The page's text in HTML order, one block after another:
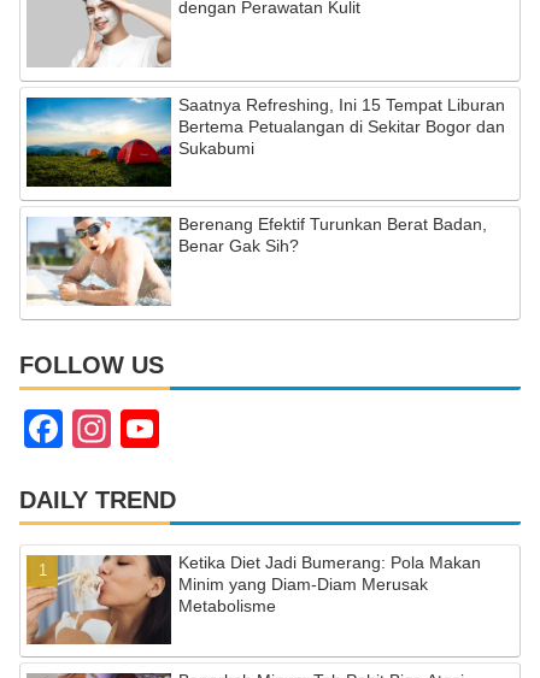
dengan Perawatan Kulit
Saatnya Refreshing, Ini 15 Tempat Liburan
Bertema Petualangan di Sekitar Bogor dan
Sukabumi
Berenang Efektif Turunkan Berat Badan,
Benar Gak Sih?
FOLLOW US
F
c
e
b
o
o
In
a
gr
a
m
u
T
u
b
e
DAILY TREND
Ketika Diet Jadi Bumerang: Pola Makan
Minim yang Diam-Diam Merusak
Metabolisme